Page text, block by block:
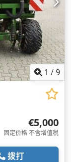
1 /9
€5,000
固定价格 不含增值税
拨打